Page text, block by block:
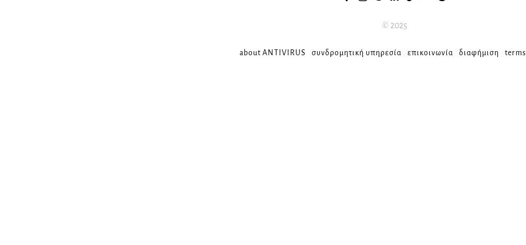
© 2025
about ANTIVIRUS συνδρομητική υπηρεσία επικοινωνία διαφήμιση